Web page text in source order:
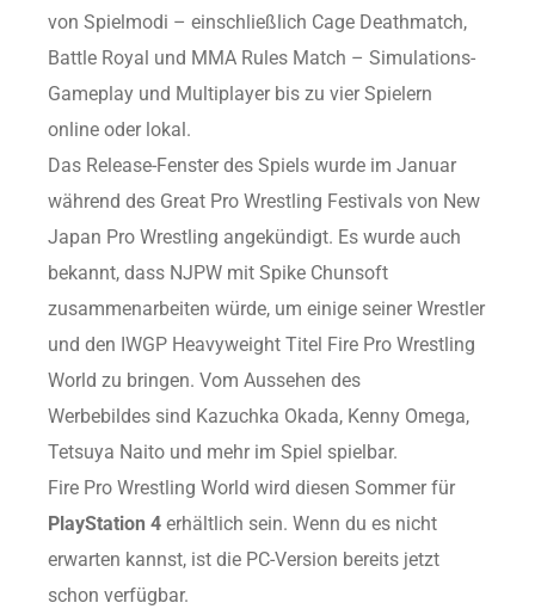
von Spielmodi – einschließlich Cage Deathmatch,
Battle Royal und MMA Rules Match – Simulations-
Gameplay und Multiplayer bis zu vier Spielern
online oder lokal.
Das Release-Fenster des Spiels wurde im Januar
während des Great Pro Wrestling Festivals von New
Japan Pro Wrestling angekündigt. Es wurde auch
bekannt, dass NJPW mit Spike Chunsoft
zusammenarbeiten würde, um einige seiner Wrestler
und den IWGP Heavyweight Titel Fire Pro Wrestling
World zu bringen. Vom Aussehen des
Werbebildes sind Kazuchka Okada, Kenny Omega,
Tetsuya Naito und mehr im Spiel spielbar.
Fire Pro Wrestling World wird diesen Sommer für
PlayStation 4 erhältlich sein. Wenn du es nicht
erwarten kannst, ist die PC-Version bereits jetzt
schon verfügbar.